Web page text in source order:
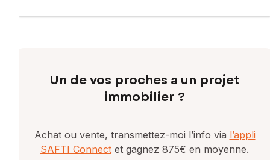
Un de vos proches a un projet
immobilier ?
Achat ou vente, transmettez-moi l’info via l’appli
SAFTI Connect et gagnez 875€ en moyenne.